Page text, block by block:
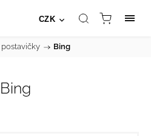
CZK
/ Bing
Bing